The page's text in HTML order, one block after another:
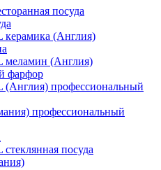
посуда
(Англия)
меламин (Англия)
фарфор
профессиональный
профессиональный
посуда